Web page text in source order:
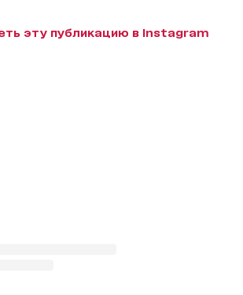
эту публикацию в Instagram